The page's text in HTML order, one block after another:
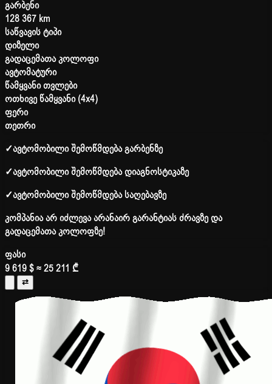
გარბენი
128 367 km
საწვავის ტიპი
დიზელი
გადაცემათა კოლოფი
ავტომატური
წამყვანი თვლები
ოთხივე წამყვანი (4x4)
ფერი
თეთრი
✓ავტომობილი შემოწმდება გარბენზე
✓ავტომობილი შემოწმდება დიაგნოსტიკაზე
✓ავტომობილი შემოწმდება საღებავზე
კომპანია არ იძლევა არანაირ გარანტიას ძრავზე და
გადაცემათა კოლოფზე!
ფასი
9 619 $≈ 25 211 ₾
⇄